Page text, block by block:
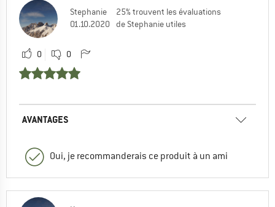
Stephanie
01.10.2020
25% trouvent les évaluations
de Stephanie utiles
0 0
AVANTAGES
Oui, je recommanderais ce produit à un ami